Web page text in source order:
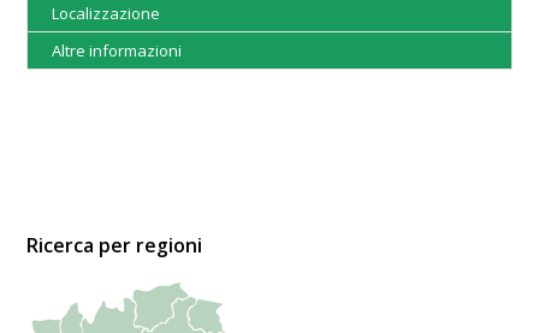
Localizzazione
Altre informazioni
Ricerca per regioni